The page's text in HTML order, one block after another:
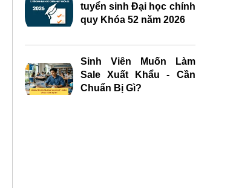
tuyển sinh Đại học chính
quy Khóa 52 năm 2026
Sinh Viên Muốn Làm
Sale Xuất Khẩu - Cần
Chuẩn Bị Gì?